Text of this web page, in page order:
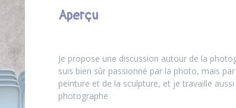
Aperçu
Je propose une discussion autour de la
suis bien sûr passionné par la photo, mais
peinture et de la sculpture, et je travaille